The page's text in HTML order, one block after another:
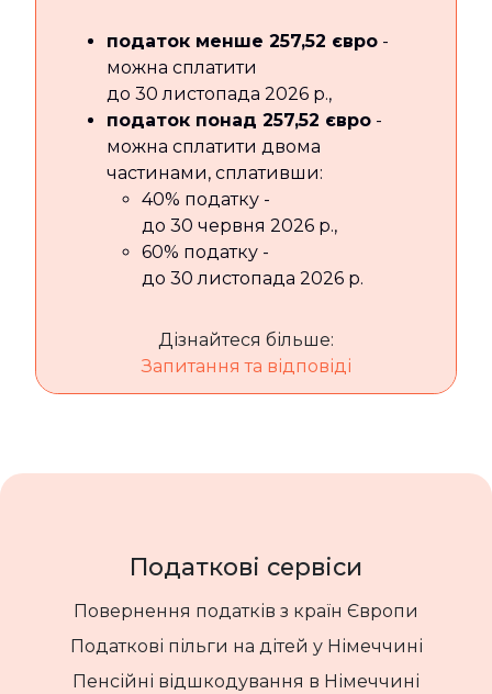
податок менше 257,52 євро -
можна сплатити
до 30 листопада 2026 р.,
податок понад 257,52 євро -
можна сплатити двома
частинами, сплативши:
40% податку -
до 30 червня 2026 р.,
60% податку -
до 30 листопада 2026 р.
Дізнайтеся більше:
Запитання та відповіді
Податкові сервіси
Повернення податків з країн Європи
Податкові пільги на дітей у Німеччині
Пенсійні відшкодування в Німеччині